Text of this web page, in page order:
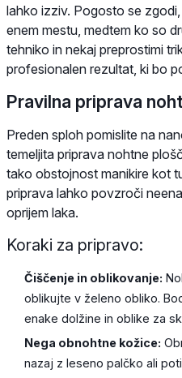
lahko izziv. Pogosto se
enem mestu, medtem ko so
tehniko in nekaj preprostimi
profesionalen rezultat, ki bo
Pravilna priprava
Preden sploh pomislite na
temeljita priprava nohtne
tako obstojnost manikire kot
priprava lahko povzroči
oprijem laka.
Koraki za pripravo:
Čiščenje in oblikovanje:
oblikujte v želeno obliko.
enake dolžine in oblike za
Nega obnohtne kožice:
nazaj z leseno palčko ali